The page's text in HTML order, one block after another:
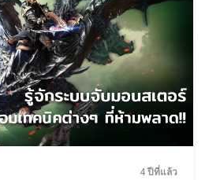
4 ปีที่แล้ว